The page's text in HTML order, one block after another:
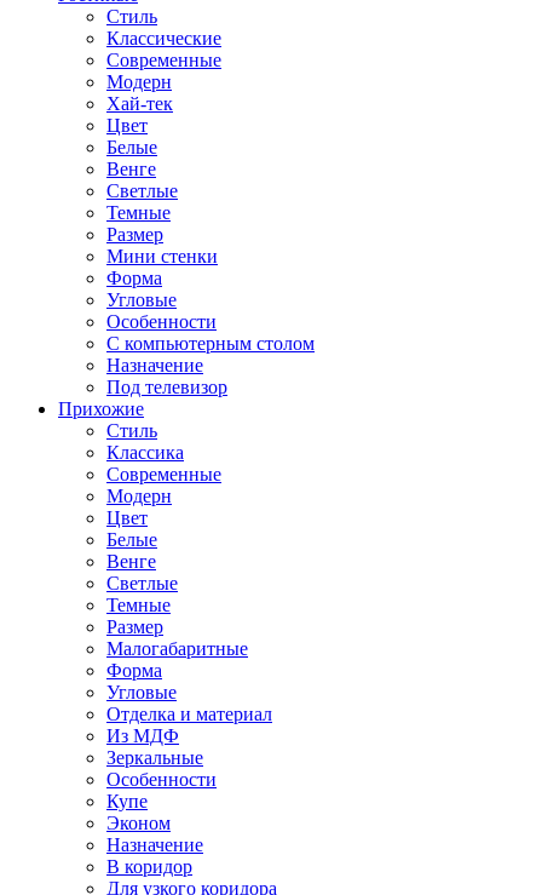
Стиль
Классические
Современные
Модерн
Хай-тек
Цвет
Белые
Венге
Светлые
Темные
Размер
Мини стенки
Форма
Угловые
Особенности
С компьютерным столом
Назначение
Под телевизор
Прихожие
Стиль
Классика
Современные
Модерн
Цвет
Белые
Венге
Светлые
Темные
Размер
Малогабаритные
Форма
Угловые
Отделка и материал
Из МДФ
Зеркальные
Особенности
Купе
Эконом
Назначение
В коридор
Для узкого коридора